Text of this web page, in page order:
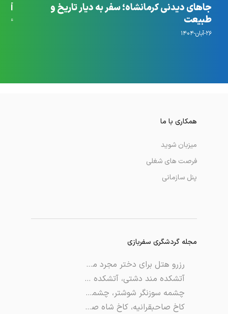
جاهای دیدنی کرمانشاه؛ سفر به دیار تاریخ و
طبیعت
۲۶-آبان-۱۴۰۴
۱۴-مهر-۱۴۰۴
مجله گردشگری سفربازی
رزرو هتل برای دختر مجرد ممنوع است؟
آتشکده مند دشتی، آتشکده ای تاریخی و ماندگار
چشمه سوزنگر شوشتر، چشمه ای دیدنی در قلب خوزستان
کاخ صاحبقرانیه، کاخ شاه صاحبقران
همکاری با ما
میزبان شوید
فرصت های شغلی
پنل سازمانی